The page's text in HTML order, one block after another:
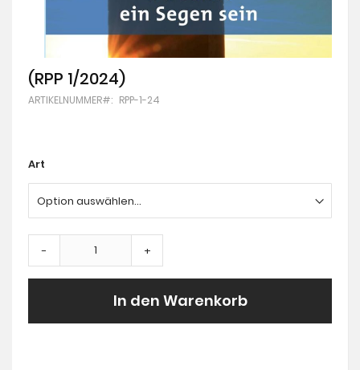
Skip
to
the
gallery
(RPP 1/2024)
ARTIKELNUMMER RPP-1-24
Art
- +
In den Warenkorb